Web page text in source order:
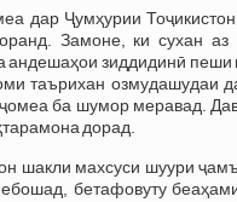
дар Ҷумҳурии
Замоне, ки сухан
андешаҳои зиддидинӣ
таърихан озмудашудаи
ба шумор меравад.
дорад.
шакли махсуси шуури
бетафовуту